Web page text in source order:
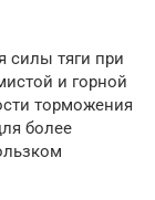
силы тяги при
и горной
торможения
более